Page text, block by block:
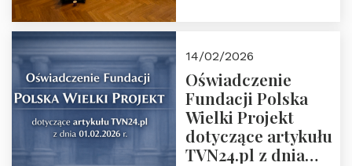
14/02/2026
Oświadczenie
Fundacji Polska
Wielki Projekt
dotyczące artykułu
TVN24.pl z dnia